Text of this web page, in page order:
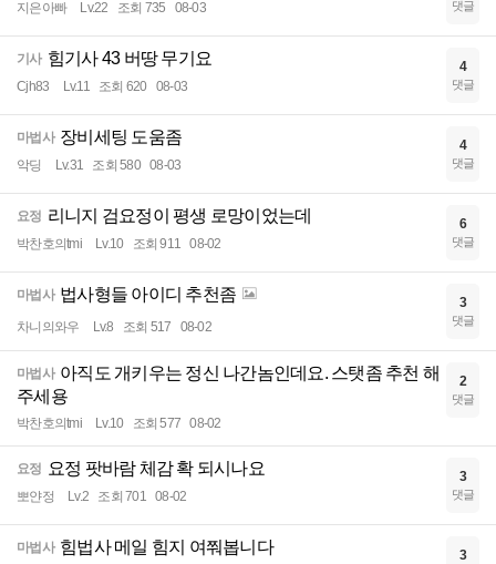
지은아빠 Lv.22 조회 735 08-03 댓글
기사 힘기사 43 버땅 무기요
Cjh83 Lv.11 조회 620 08-03
4
댓글
마법사 장비세팅 도움좀
악딩 Lv.31 조회 580 08-03
4
댓글
요정 리니지 검요정이 평생 로망이었는데
박찬호의tmi Lv.10 조회 911 08-02
6
댓글
마법사 법사형들 아이디 추천좀
차니의와우 Lv.8 조회 517 08-02
3
댓글
마법사 아직도 개키우는 정신 나간놈인데요. 스탯좀 추천 해
주세용
박찬호의tmi Lv.10 조회 577 08-02
2
댓글
요정 요정 팟바람 체감 확 되시나요
뽀얀정 Lv.2 조회 701 08-02
3
댓글
마법사 힘법사 메일 힘지 여쭤봅니다 3